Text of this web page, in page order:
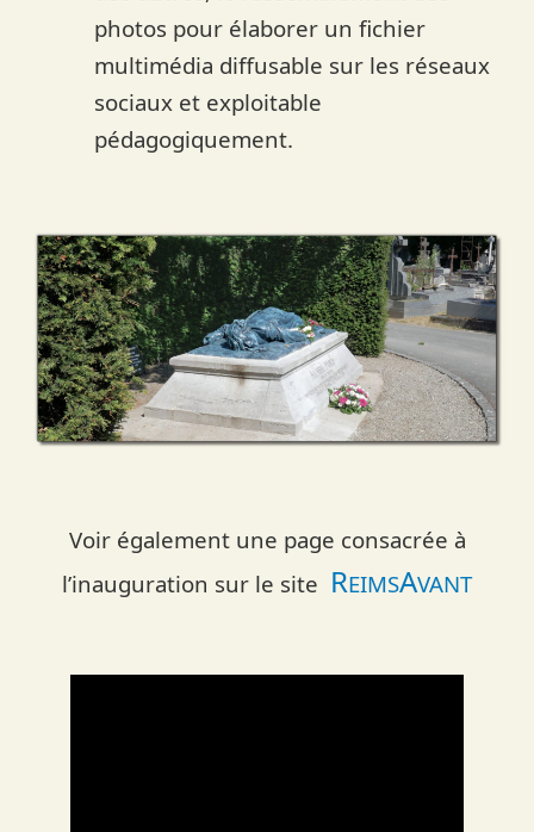
photos pour élaborer un fichier
multimédia diffusable sur les réseaux
sociaux et exploitable
pédagogiquement.
Voir également une page consacrée à
l’inauguration sur le site REIMSAVANT